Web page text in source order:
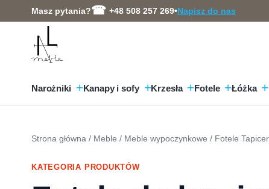
do
Masz pytania? +48 508 257 269•Napisz do nas
Narożniki Kanapy i sofy Krzesła Fotele Łóżka
Strona główna / Meble / Meble wypoczynkowe / Fotele
KATEGORIA PRODUKTÓW